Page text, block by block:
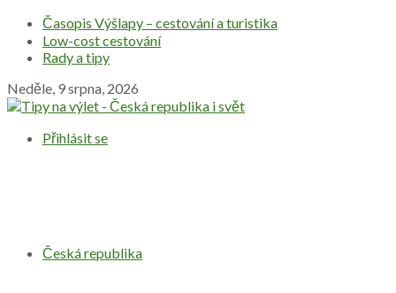
Časopis Výšlapy – cestování a turistika
Low-cost cestování
Rady a tipy
Neděle, 9 srpna, 2026
Přihlásit se
Česká republika